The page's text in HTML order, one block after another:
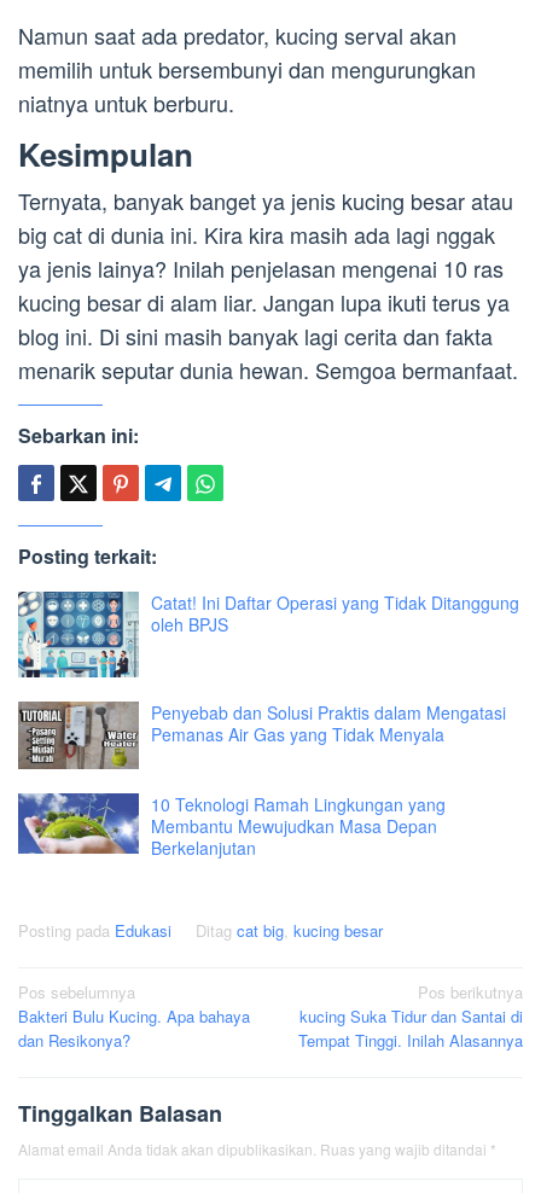
Namun saat ada predator, kucing serval akan
memilih untuk bersembunyi dan mengurungkan
niatnya untuk berburu.
Kesimpulan
Ternyata, banyak banget ya jenis kucing besar atau
big cat di dunia ini. Kira kira masih ada lagi nggak
ya jenis lainya? Inilah penjelasan mengenai 10 ras
kucing besar di alam liar. Jangan lupa ikuti terus ya
blog ini. Di sini masih banyak lagi cerita dan fakta
menarik seputar dunia hewan. Semgoa bermanfaat.
Sebarkan ini:
Posting terkait:
Catat! Ini Daftar Operasi yang Tidak Ditanggung
oleh BPJS
Penyebab dan Solusi Praktis dalam Mengatasi
Pemanas Air Gas yang Tidak Menyala
10 Teknologi Ramah Lingkungan yang
Membantu Mewujudkan Masa Depan
Berkelanjutan
Posting pada Edukasi Ditag cat big, kucing besar
Navigasi
pos
Pos sebelumnya
Bakteri Bulu Kucing. Apa bahaya
dan Resikonya?
Pos berikutnya
kucing Suka Tidur dan Santai di
Tempat Tinggi. Inilah Alasannya
Tinggalkan Balasan
Alamat email Anda tidak akan dipublikasikan. Ruas yang wajib ditandai *